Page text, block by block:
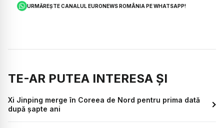
URMĂREȘTE CANALUL EURONEWS ROMÂNIA PE WHATSAPP!
TE-AR PUTEA INTERESA ȘI
Xi Jinping merge în Coreea de Nord pentru prima dată
după șapte ani